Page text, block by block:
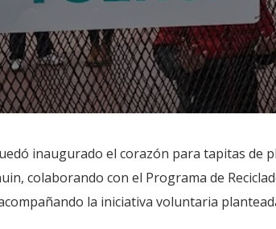
inaugurado el corazón para tapitas de
colaborando con el Programa de
la iniciativa voluntaria